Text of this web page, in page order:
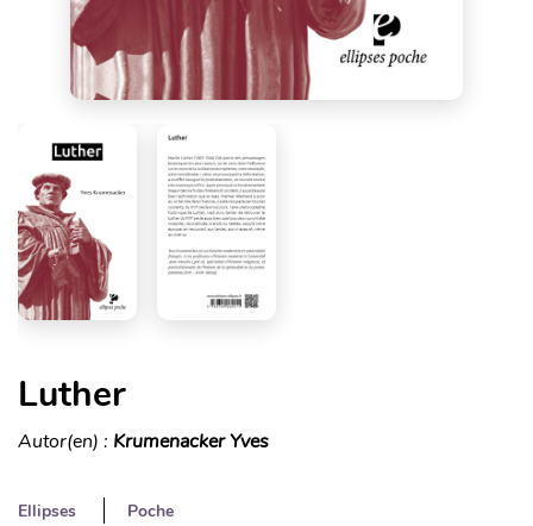
Luther
Autor(en) : Krumenacker Yves
Ellipses
Poche